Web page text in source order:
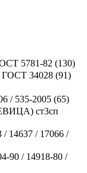
5781-82 (130)
ГОСТ 34028 (91)
/ 535-2005 (65)
ст3сп
14637 / 17066 /
90 / 14918-80 /